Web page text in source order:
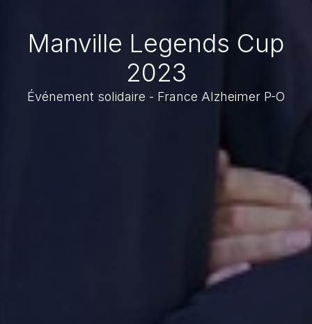
Manville Legends Cup
2023
Événement solidaire - France Alzheimer P-O